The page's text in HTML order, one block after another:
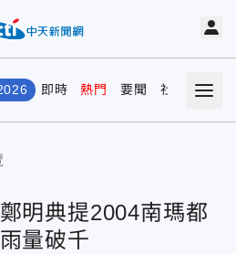
即時 熱門 要聞 社會 娛樂
明典提2004南瑪都
量破千